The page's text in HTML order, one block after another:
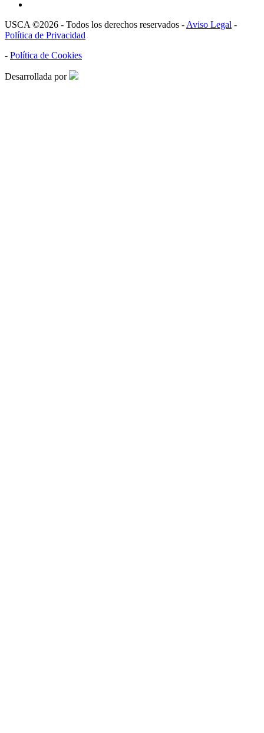
USCA ©2026 - Todos los derechos reservados -Aviso Legal -
Política de Privacidad
- Política de Cookies
Desarrollada por